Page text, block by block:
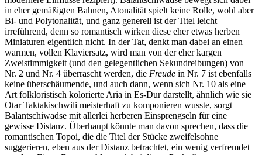
in eher gemäßigten Bahnen, Atonalität spielt keine Rolle, wohl aber
Bi- und Polytonalität, und ganz generell ist der Titel leicht
irreführend, denn so romantisch wirken diese eher etwas herben
Miniaturen eigentlich nicht. In der Tat, denkt man dabei an einen
warmen, vollen Klaviersatz, wird man von der eher kargen
Zweistimmigkeit (und den gelegentlichen Sekundreibungen) von
Nr. 2 und Nr. 4 überrascht werden, die Freude in Nr. 7 ist ebenfalls
keine überschäumende, und auch dann, wenn sich Nr. 10 als eine
Art folkloristisch kolorierte Aria in Es-Dur darstellt, ähnlich wie sie
Otar Taktakischwili meisterhaft zu komponieren wusste, sorgt
Balantschiwadse mit allerlei herberen Einsprengseln für eine
gewisse Distanz. Überhaupt könnte man davon sprechen, dass die
romantischen Topoi, die die Titel der Stücke zweifelsohne
suggerieren, eben aus der Distanz betrachtet, ein wenig verfremdet